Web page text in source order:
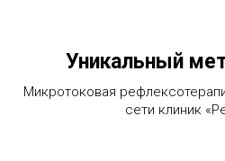
Уникальный
Микротоковая
сети клиник